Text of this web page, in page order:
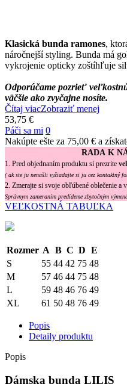
Klasická bunda ramones,
náročnejší styling. Bunda má
vykrojenie opticky zoštíhľuje
Odporúčame pozrieť
väčšie ako zvyčajne nosíte.
Čítaj viacZobraziť menej
53,75 €
Páči sa mi 0
Nakúpte ešte za 75,00 € a
RADA K
1. Pred objednaním produktu si prezrite
( ak ste ju nenašli vyžiadajte si ju cez kontaktný
2. Zmerajte si svoje obľúbené oblečenie a
Správnym zameraním predídeme zbytočným
VEĽKOSTNÁ TABUĽKA
Rozmer A B C D E
S
55 44 42 75 48
M
57 46 44 75 48
L
59 48 46 76 49
XL
61 50 48 76 49
Popis
Detaily produktu
Popis
Dámska bunda LILIS